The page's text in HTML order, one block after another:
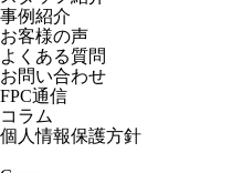
事例紹介
お客様の声
よくある質問
お問い合わせ
FPC通信
コラム
個人情報保護方針